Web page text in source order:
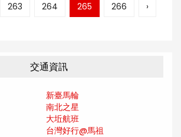
263 264 265 266 ›
交通資訊
新臺馬輪
南北之星
大坵航班
台灣好行@馬祖